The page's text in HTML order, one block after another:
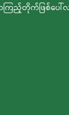
ကြည့်တိုက်ဖြစ်ပေါ်